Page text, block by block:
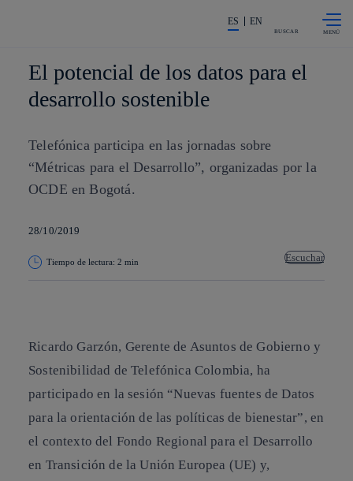
La acción en accionistas e
ES EN
BUSCAR
El potencial de los datos para el
desarrollo sostenible
Telefónica participa en las jornadas sobre
“Métricas para el Desarrollo”, organizadas por la
OCDE en Bogotá.
28/10/2019
Tiempo de lectura: 2 min Escuchar
Ricardo Garzón, Gerente de Asuntos de Gobierno y
Sostenibilidad de Telefónica Colombia, ha
participado en la sesión “Nuevas fuentes de Datos
para la orientación de las políticas de bienestar”, en
el contexto del Fondo Regional para el Desarrollo
en Transición de la Unión Europea (UE) y,